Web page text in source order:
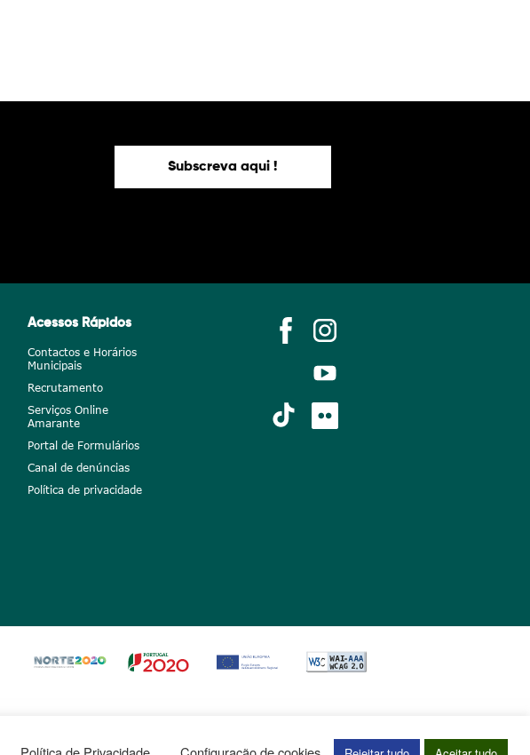
Subscreva aqui !
Acessos Rápidos
Contactos e Horários
Municipais
Recrutamento
Serviços Online
Amarante
Portal de Formulários
Canal de denúncias
Política de privacidade